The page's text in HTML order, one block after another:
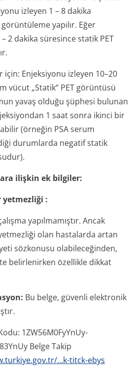
izleyen 1 – 8 dakika
yapılır. Eğer
2 dakika süresince statik PET
için: Enjeksiyonu izleyen 10–20
vücut „Statik“ PET görüntüsü
yavaş olduğu şüphesi bulunan
1 saat sonra ikinci bir
(örneğin PSA serum
durumlarda negatif statik
ilişkin ek bilgiler:
yetmezliği :
yapılmamıştır. Ancak
olan hastalarda artan
sözkonusu olabileceğinden,
belirlenirken özellikle dikkat
Bu belge, güvenli elektronik
1ZW56M0FyYnUy­
Belge Takip
…k-titck-ebys